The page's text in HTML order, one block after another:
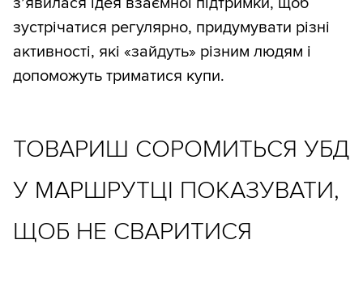
зустрічатися регулярно, придумувати різні
активності, які «зайдуть» різним людям і
допоможуть триматися купи.
ТОВАРИШ СОРОМИТЬСЯ УБД
У МАРШРУТЦІ ПОКАЗУВАТИ,
ЩОБ НЕ СВАРИТИСЯ